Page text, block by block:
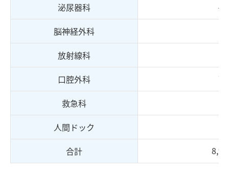
泌尿器科
脳神経外科
放射線科
口腔外科
救急科
人間ドック
合計